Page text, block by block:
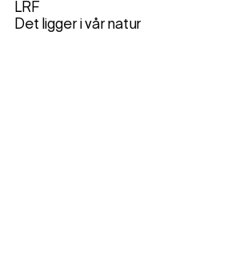
LRF
Det ligger i vår natur